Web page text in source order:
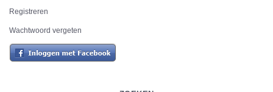
Registreren
Wachtwoord vergeten